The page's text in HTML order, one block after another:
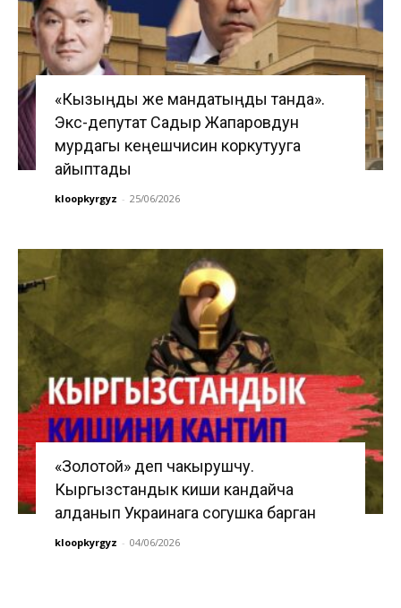
«Кызыңды же мандатыңды танда».
Экс-депутат Садыр Жапаровдун
мурдагы кеңешчисин коркутууга
айыптады
kloopkyrgyz - 25/06/2026
«Золотой» деп чакырушчу.
Кыргызстандык киши кандайча
алданып Украинага согушка барган
kloopkyrgyz - 04/06/2026